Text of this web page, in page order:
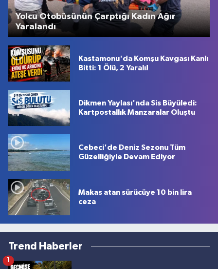
Yolcu Otobüsünün Çarptığı Kadın Ağır
Yaralandı
Kastamonu'da Komşu Kavgası Kanlı
Bitti: 1 Ölü, 2 Yaralı!
Dikmen Yaylası'nda Sis Büyüledi:
Kartpostallık Manzaralar Oluştu
Cebeci'de Deniz Sezonu Tüm
Güzelliğiyle Devam Ediyor
Makas atan sürücüye 10 bin lira
ceza
Trend Haberler
1